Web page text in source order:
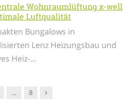
Wohnraumlüftung x-well
Luftqualität
Bungalows in
Lenz Heizungsbau und
Heiz-…
… 8 Nachfolger